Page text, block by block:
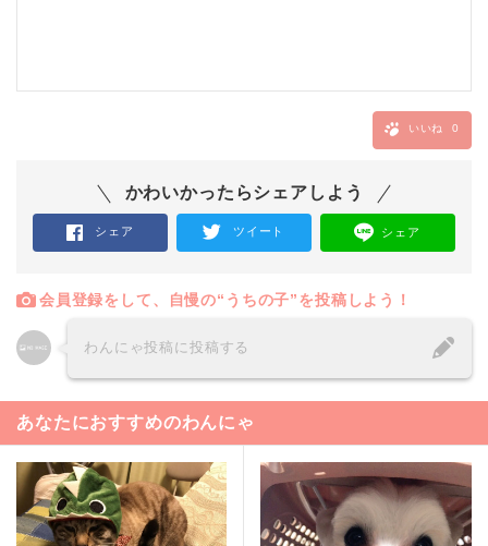
いいね 0
かわいかったらシェアしよう
シェア ツイート シェア
会員登録をして、自慢の“うちの子”を投稿しよう！
わんにゃ投稿に投稿する
あなたにおすすめのわんにゃ